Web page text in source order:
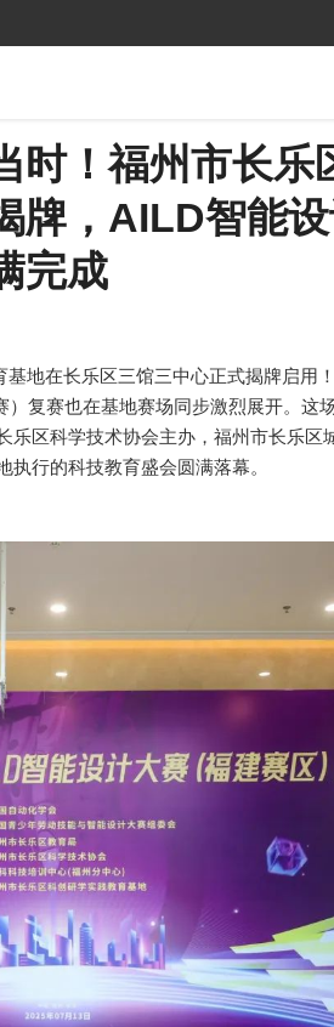
时！福州市长乐
牌，AILD智能
完成
地在长乐区三馆三中心正式揭牌启用
复赛也在基地赛场同步激烈展开。这
乐区科学技术协会主办，福州市长乐区
行的科技教育盛会圆满落幕。